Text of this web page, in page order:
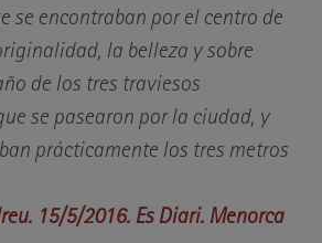
se encontraban por el centro de
la belleza y sobre
de los tres traviesos
se pasearon por la ciudad, y
prácticamente los tres metros
15/5/2016. Es Diari. Menorca